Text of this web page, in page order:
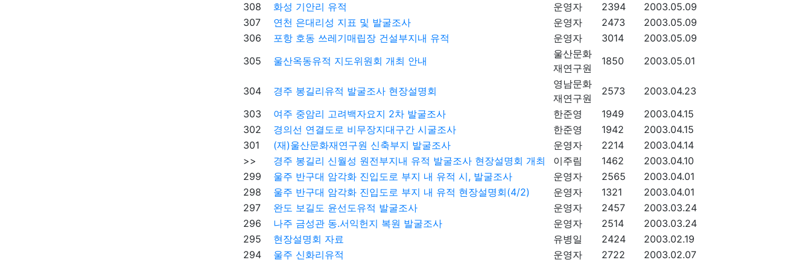
308
화성 기안리 유적 운영자 2394
2003.05.09
307
연천 은대리성 지표 및 발굴조사 운영자 2473
2003.05.09
306
포항 호동 쓰레기매립장 건설부지내 유적 운영자 3014
2003.05.09
305
울산옥동유적 지도위원회 개최 안내
울산문화
재연구원
1850 2003.05.01
304 경주 봉길리유적 발굴조사 현장설명회
영남문화
재연구원
2573
2003.04.23
303
여주 중암리 고려백자요지 2차 발굴조사 한준영 1949
2003.04.15
302
경의선 연결도로 비무장지대구간 시굴조사 한준영 1942
2003.04.15
301
(재)울산문화재연구원 신축부지 발굴조사 운영자 2214
2003.04.14
>>
경주 봉길리 신월성 원전부지내 유적 발굴조사 현장설명회 개최 이주림 1462
2003.04.10
299
울주 반구대 암각화 진입도로 부지 내 유적 시, 발굴조사 운영자 2565
2003.04.01
298
울주 반구대 암각화 진입도로 부지 내 유적 현장설명회(4/2) 운영자 1321
2003.04.01
297
완도 보길도 윤선도유적 발굴조사 운영자 2457
2003.03.24
296
나주 금성관 동.서익헌지 복원 발굴조사 운영자 2514
2003.03.24
295
현장설명회 자료 유병일 2424
2003.02.19
294
울주 신화리유적 운영자 2722
2003.02.07